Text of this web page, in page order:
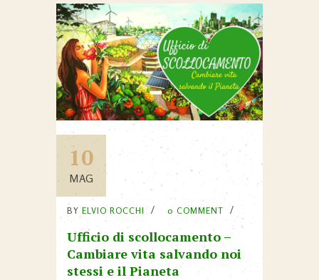
10
MAG
BY ELVIO ROCCHI 0 COMMENT
Ufficio di scollocamento –
Cambiare vita salvando noi
stessi e il Pianeta